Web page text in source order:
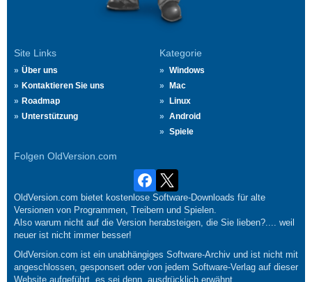
Site Links
Über uns
Kontaktieren Sie uns
Roadmap
Unterstützung
Kategorie
Windows
Mac
Linux
Android
Spiele
Folgen OldVersion.com
OldVersion.com bietet kostenlose Software-Downloads für alte
Versionen von Programmen, Treibern und Spielen.
Also warum nicht auf die Version herabsteigen, die Sie lieben?.... weil
neuer ist nicht immer besser!
OldVersion.com ist ein unabhängiges Software-Archiv und ist nicht mit
angeschlossen, gesponsert oder von jedem Software-Verlag auf dieser
Website aufgeführt, es sei denn, ausdrücklich erwähnt.